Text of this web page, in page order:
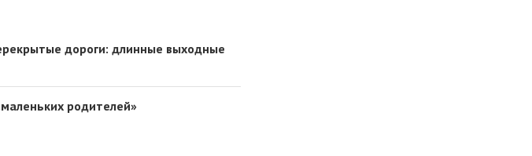
дороги: длинные выходные
родителей»